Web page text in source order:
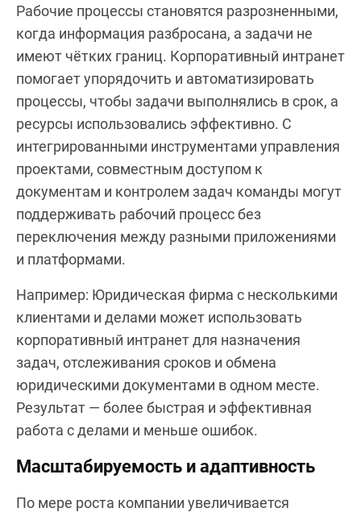
Рабочие процессы становятся разрозненными,
когда информация разбросана, а задачи не
имеют чётких границ. Корпоративный интранет
помогает упорядочить и автоматизировать
процессы, чтобы задачи выполнялись в срок, а
ресурсы использовались эффективно. С
интегрированными инструментами управления
проектами, совместным доступом к
документам и контролем задач команды могут
поддерживать рабочий процесс без
переключения между разными приложениями
и платформами.
Например: Юридическая фирма с несколькими
клиентами и делами может использовать
корпоративный интранет для назначения
задач, отслеживания сроков и обмена
юридическими документами в одном месте.
Результат — более быстрая и эффективная
работа с делами и меньше ошибок.
Масштабируемость и адаптивность
По мере роста компании увеличивается